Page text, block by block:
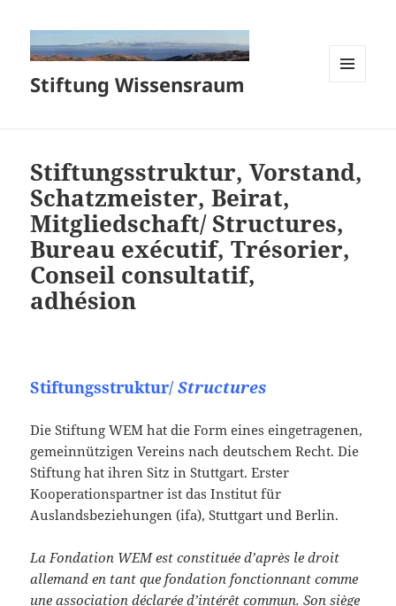
Stiftung Wissensraum
Stiftungsstruktur, Vorstand,
Schatzmeister, Beirat,
Mitgliedschaft/ Structures,
Bureau exécutif, Trésorier,
Conseil consultatif,
adhésion
Stiftungsstruktur/Structures
Die Stiftung WEM hat die Form eines eingetragenen,
gemeinnützigen Vereins nach deutschem Recht. Die
Stiftung hat ihren Sitz in Stuttgart. Erster
Kooperationspartner ist das Institut für
Auslandsbeziehungen (ifa), Stuttgart und Berlin.
La Fondation WEM est constituée d’après le droit
allemand en tant que fondation fonctionnant comme
une association déclarée d’intérêt commun. Son siège